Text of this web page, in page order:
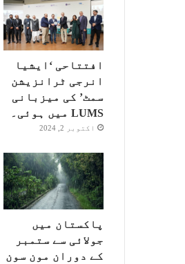
افتتاحی ‘ایشیا
انرجی ٹرانزیشن
سمٹ’ کی میزبانی
LUMS میں ہوئی۔
اکتوبر 2, 2024
پاکستان میں
جولائی سے ستمبر
کے دوران مون سون